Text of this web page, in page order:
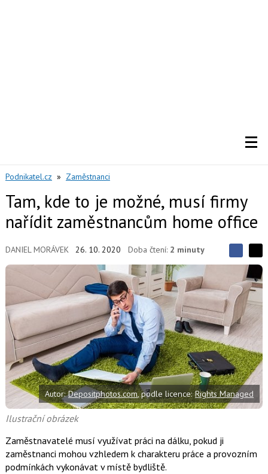
Podnikatel.cz » Zaměstnanci
Tam, kde to je možné, musí firmy
nařídit zaměstnancům home office
DANIEL MORÁVEK 26. 10. 2020 Doba čtení: 2 minuty
S
í
l
e
t
S
l
e
j
e
n
a
F
a
c
e
b
o
o
k
í
l
j
e
s
í
t
X
Autor:Depositphotos.com, podle licence:Rights Managed
Ilustrační obrázek
Zaměstnavatelé musí využívat práci na dálku, pokud ji
zaměstnanci mohou vzhledem k charakteru práce a provozním
podmínkách vykonávat v místě bydliště.